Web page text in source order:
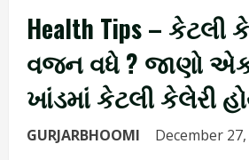
Health Tips – કેટલી
વજન વધે ? જાણો
ખાંડમાં કેટલી કેલેરી
GURJARBHOOMI December